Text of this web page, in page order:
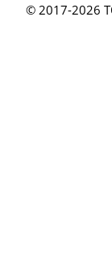
© 2017-2026